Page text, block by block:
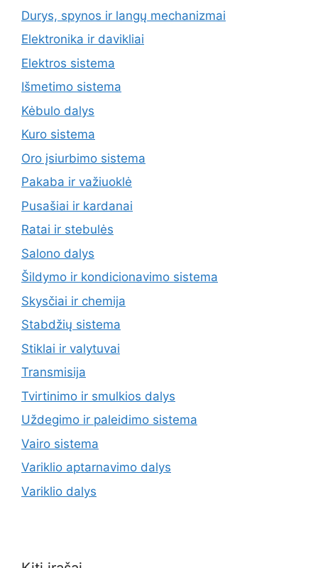
Durys, spynos ir langų mechanizmai
Elektronika ir davikliai
Elektros sistema
Išmetimo sistema
Kėbulo dalys
Kuro sistema
Oro įsiurbimo sistema
Pakaba ir važiuoklė
Pusašiai ir kardanai
Ratai ir stebulės
Salono dalys
Šildymo ir kondicionavimo sistema
Skysčiai ir chemija
Stabdžių sistema
Stiklai ir valytuvai
Transmisija
Tvirtinimo ir smulkios dalys
Uždegimo ir paleidimo sistema
Vairo sistema
Variklio aptarnavimo dalys
Variklio dalys